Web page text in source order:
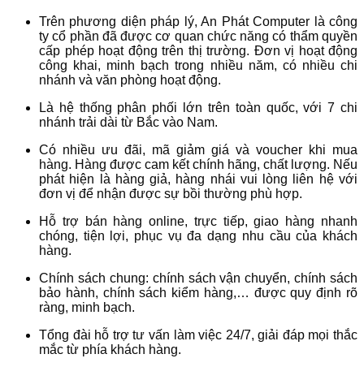
Trên phương diện pháp lý, An Phát Computer là công
ty cổ phần đã được cơ quan chức năng có thẩm quyền
cấp phép hoạt động trên thị trường. Đơn vị hoạt động
công khai, minh bạch trong nhiều năm, có nhiều chi
nhánh và văn phòng hoạt động.
Là hệ thống phân phối lớn trên toàn quốc, với 7 chi
nhánh trải dài từ Bắc vào Nam.
Có nhiều ưu đãi, mã giảm giá và voucher khi mua
hàng. Hàng được cam kết chính hãng, chất lượng. Nếu
phát hiện là hàng giả, hàng nhái vui lòng liên hệ với
đơn vị để nhận được sự bồi thường phù hợp.
Hỗ trợ bán hàng online, trực tiếp, giao hàng nhanh
chóng, tiện lợi, phục vụ đa dạng nhu cầu của khách
hàng.
Chính sách chung: chính sách vận chuyển, chính sách
bảo hành, chính sách kiểm hàng,… được quy định rõ
ràng, minh bạch.
Tổng đài hỗ trợ tư vấn làm việc 24/7, giải đáp mọi thắc
mắc từ phía khách hàng.